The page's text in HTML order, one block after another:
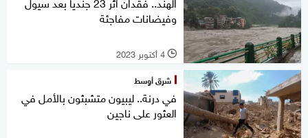
وفيضانات مفاجئة
l 4 أكتوبر 2023
شرق أوسط
في درنة.. ليبيون متشبثون بالأمل في
العثور على ناجين